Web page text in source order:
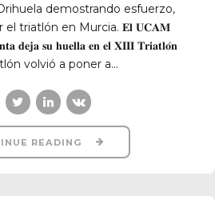
demostrando esfuerzo,
el triatlón en Murcia. 𝐄𝐥 𝐔𝐂𝐀𝐌
𝐝𝐞𝐣𝐚 𝐬𝐮 𝐡𝐮𝐞𝐥𝐥𝐚 𝐞𝐧 𝐞𝐥 𝐗𝐈𝐈𝐈 𝐓𝐫𝐢𝐚𝐭𝐥𝐨́𝐧
volvió a poner a...
READING